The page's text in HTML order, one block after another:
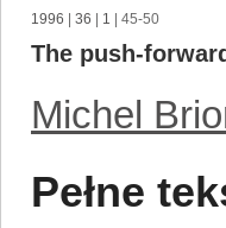
1996 36 1 | 45-50
The push-
Michel
Pełne